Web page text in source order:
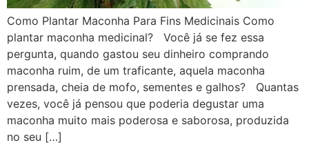
Como Plantar Maconha Para Fins Medicinais Como
plantar maconha medicinal? Você já se fez essa
pergunta, quando gastou seu dinheiro comprando
maconha ruim, de um traficante, aquela maconha
prensada, cheia de mofo, sementes e galhos? Quantas
vezes, você já pensou que poderia degustar uma
maconha muito mais poderosa e saborosa, produzida
no seu […]